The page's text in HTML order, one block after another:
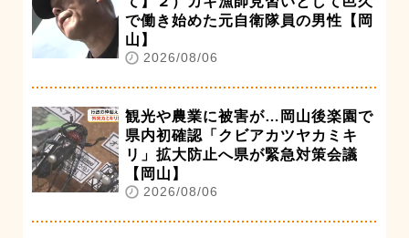
で働き始めた元自衛隊員の男性【岡
山】
2026/08/06
観光や農業に被害が…岡山後楽園で
県内初確認「クビアカツヤカミキ
リ」拡大防止へ県が緊急対策会議
【岡山】
2026/08/06